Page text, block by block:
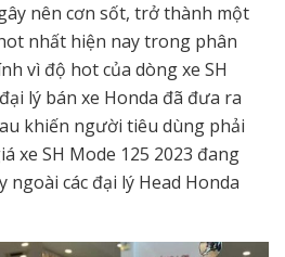
nên cơn sốt, trở thành một
nhất hiện nay trong phân
vì độ hot của dòng xe SH
lý bán xe Honda đã đưa ra
khiến người tiêu dùng phải
xe SH Mode 125 2023 đang
ngoài các đại lý Head Honda